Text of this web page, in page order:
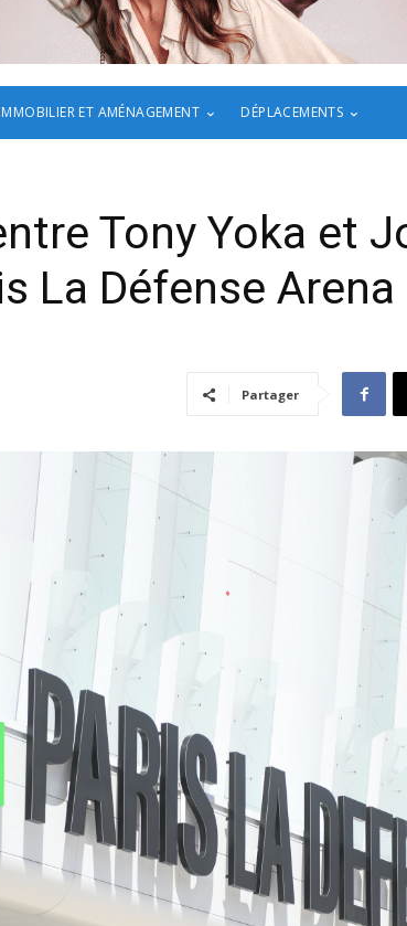
IMMOBILIER ET AMÉNAGEMENT DÉPLACEMENTS
Tony Yoka et
La Défense Arena
Partager